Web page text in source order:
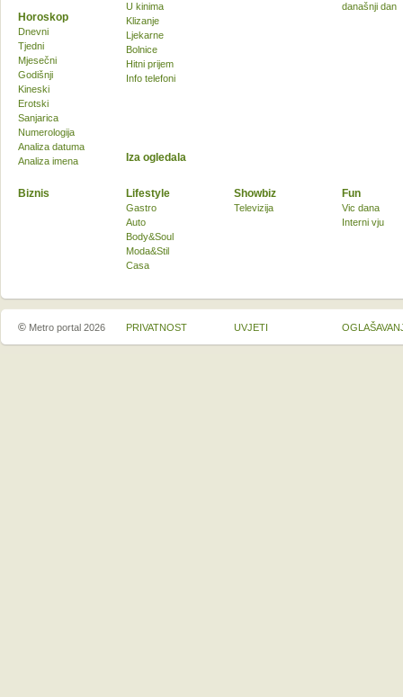
U kinima
Klizanje
Ljekarne
Bolnice
Hitni prijem
Info telefoni
današnji dan
Biznis Lifestyle
Gastro
Auto
Body&Soul
Moda&Stil
Casa
Showbiz
Televizija
Fun
Vic dana
Interni vju
Horoskop
Dnevni
Tjedni
Mjesečni
Godišnji
Kineski
Erotski
Sanjarica
Numerologija
Analiza datuma
Analiza imena
Iza ogledala
© Metro portal 2026 PRIVATNOST UVJETI